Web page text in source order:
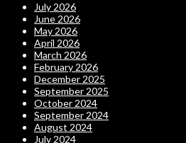
July 2026
June 2026
May 2026
April 2026
March 2026
February 2026
December 2025
September 2025
October 2024
September 2024
August 2024
July 2024